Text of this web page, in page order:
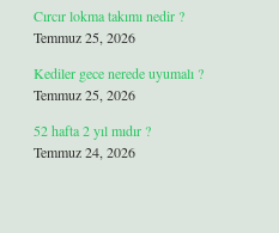
Cırcır lokma takımı nedir ?
Temmuz 25, 2026
Kediler gece nerede uyumalı ?
Temmuz 25, 2026
52 hafta 2 yıl mıdır ?
Temmuz 24, 2026